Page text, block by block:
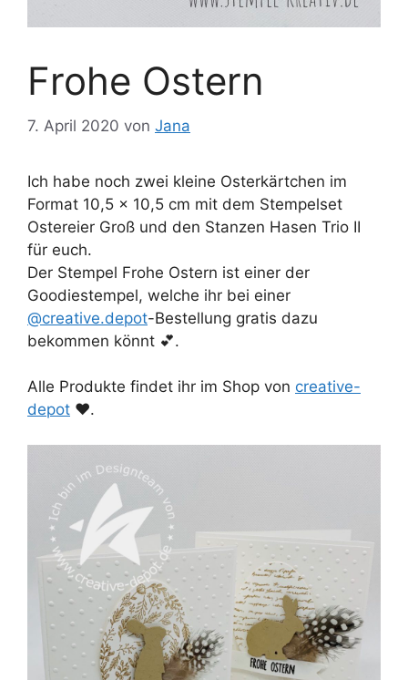
Frohe Ostern
7. April 2020 von Jana
Ich habe noch zwei kleine Osterkärtchen im
Format 10,5 x 10,5 cm mit dem Stempelset
Ostereier Groß und den Stanzen Hasen Trio II
für euch.
Der Stempel Frohe Ostern ist einer der
Goodiestempel, welche ihr bei einer
@creative.depot-Bestellung gratis dazu
bekommen könnt 💕.
Alle Produkte findet ihr im Shop von creative-
depot ❤️.